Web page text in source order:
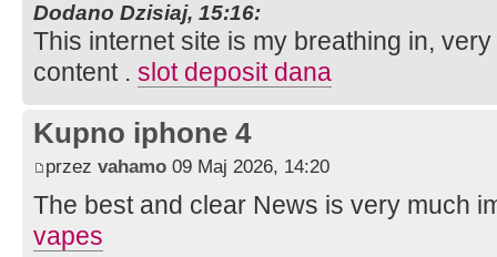
Dodano Dzisiaj, 15:16:
This internet site is my breathing in,
content . slot deposit dana
Kupno iphone 4
przez vahamo 09 Maj 2026, 14:20
The best and clear News is very much
vapes